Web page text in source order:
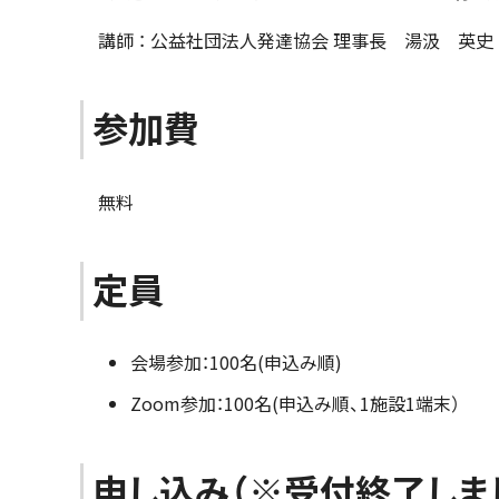
講師 ： 公益社団法人発達協会 理事長 湯汲 英
参加費
無料
定員
会場参加：100名(申込み順)
Zoom参加：100名(申込み順、1施設1端末）